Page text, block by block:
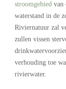
stroomgebied van
waterstand in de
Riviernatuur zal
zullen vissen
verhouding toe
rivierwater.